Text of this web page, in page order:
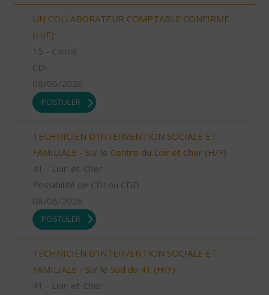
UN COLLABORATEUR COMPTABLE CONFIRMÉ
(H/F)
15 - Cantal
CDI
08/06/2026
POSTULER
TECHNICIEN D’INTERVENTION SOCIALE ET
FAMILIALE - Sur le Centre du Loir et Cher (H/F)
41 - Loir-et-Cher
Possibilité de CDI ou CDD
08/06/2026
POSTULER
TECHNICIEN D’INTERVENTION SOCIALE ET
FAMILIALE - Sur le Sud du 41 (H/F)
41 - Loir-et-Cher